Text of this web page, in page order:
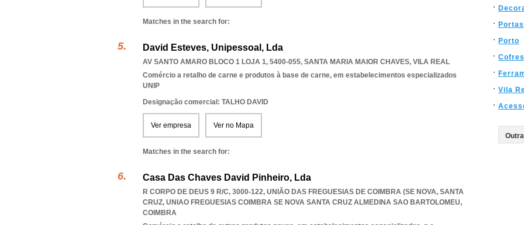
Matches in the search for:
David Esteves, Unipessoal, Lda
AV SANTO AMARO BLOCO 1 LOJA 1, 5400-055, SANTA MARIA MAIOR CHAVES, VILA REAL
Comércio a retalho de carne e produtos à base de carne, em estabelecimentos especializados
UNIP
Designação comercial: TALHO DAVID
Ver empresa Ver no Mapa
Matches in the search for:
Casa Das Chaves David Pinheiro, Lda
R CORPO DE DEUS 9 R/C, 3000-122, UNIÃO DAS FREGUESIAS DE COIMBRA (SE NOVA, SANTA
CRUZ, UNIAO FREGUESIAS COIMBRA SE NOVA SANTA CRUZ ALMEDINA SAO BARTOLOMEU,
COIMBRA
Portas
Porto
Cofres
Vila